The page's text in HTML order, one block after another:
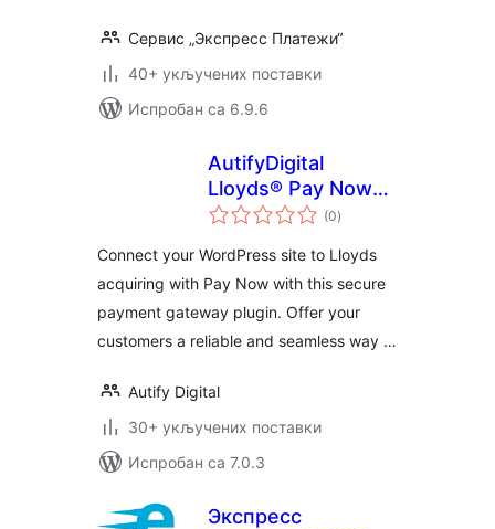
Сервис „Экспресс Платежи“
40+ укључених поставки
Испробан са 6.9.6
AutifyDigital
Lloyds® Pay Now
for payment (0укупних
оцена
)
Connect your WordPress site to Lloyds
acquiring with Pay Now with this secure
payment gateway plugin. Offer your
customers a reliable and seamless way …
Autify Digital
30+ укључених поставки
Испробан са 7.0.3
Экспресс